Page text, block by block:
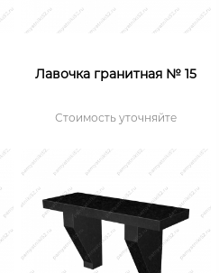
Лавочка гранитная № 15
Стоимость уточняйте